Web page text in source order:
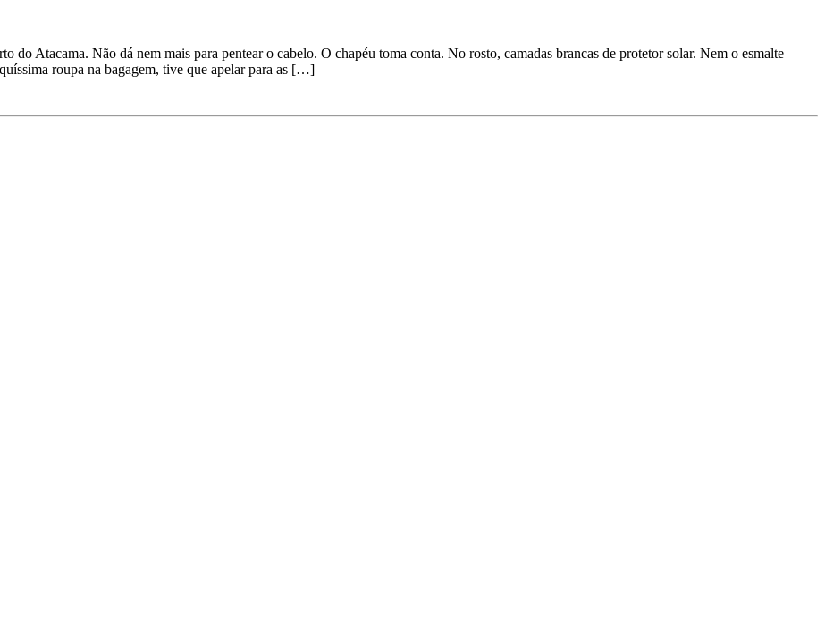
do Atacama. Não dá nem mais para pentear o cabelo. O chapéu toma conta. No rosto, camadas brancas de protetor solar. Nem o esmalte
roupa na bagagem, tive que apelar para as […]